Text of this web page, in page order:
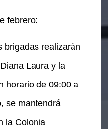
febrero:
brigadas realizarán
Laura y la
horario de 09:00 a
se mantendrá
la Colonia